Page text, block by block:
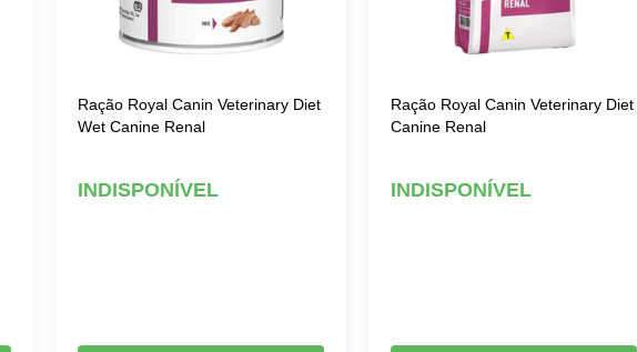
Ração Royal Canin Veterinary Diet
Wet Canine Renal
INDISPONÍVEL
Ração Royal Canin Veterinary Diet
Canine Renal
INDISPONÍVEL